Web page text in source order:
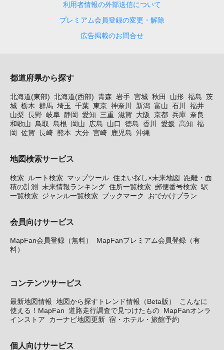
利用者情報の外部送信について
プレミアム会員登録の変更・解除
広告掲載のお問合せ
都道府県から探す
北海道(東部) 北海道(西部) 青森 岩手 宮城 秋田 山形 福島 茨
城 栃木 群馬 埼玉 千葉 東京 神奈川 新潟 富山 石川
福井
山梨 長野 岐阜 静岡 愛知 三重 滋賀 大阪 京都 兵庫 奈良
和歌山
鳥取 島根 岡山 広島 山口 徳島 香川 愛媛 高知 福
岡
佐賀 長崎 熊本 大分 宮崎 鹿児島 沖縄
地図検索サービス
検索 ルート検索 マップツール 住まい探し×未来地図
距離・面
積の計測 未来情報ランキング 住所一覧検索 郵便番号検索 駅
一覧検索 ジャンル一覧検索 ブックマーク おでかけプラン
会員向けサービス
MapFan会員登録（無料）
MapFanプレミアム会員登録（有
料）
コンテンツサービス
最新地図情報 地図から探すトレンド情報（Beta版）
こんなに
使える！MapFan 道路走行調査で見つけたもの MapFanオンラ
インストア
カーナビ地図更新 宿・ホテル・旅館予約
個人向けサービス